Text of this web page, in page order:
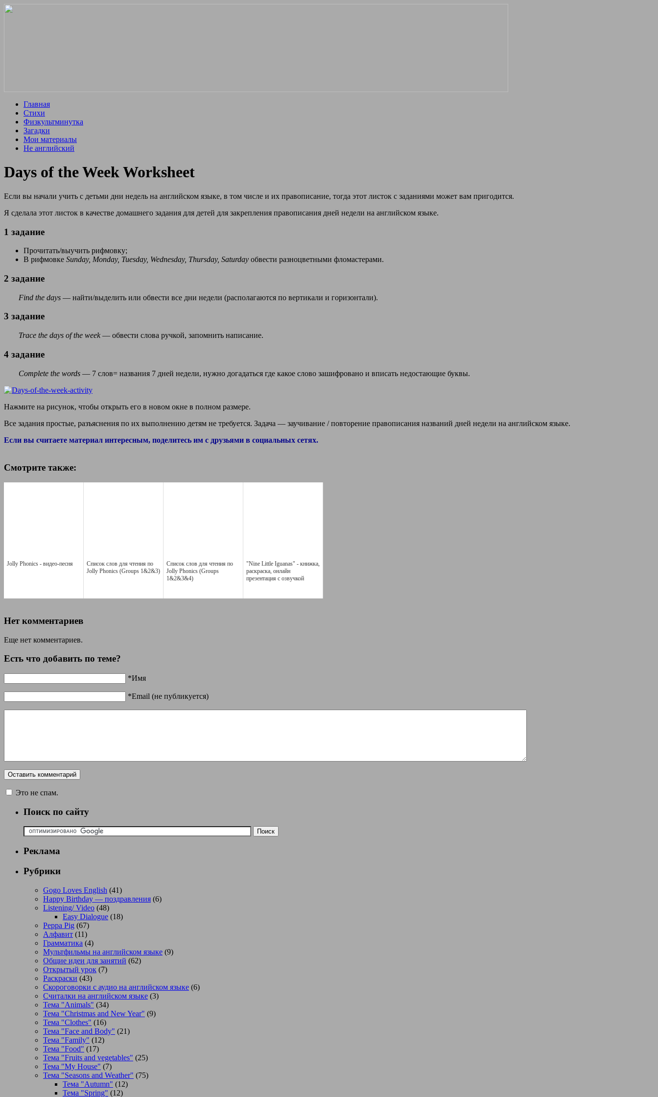
Главная
Стихи
Физкультминутка
Загадки
Мои материалы
Не английский
Days of the Week Worksheet
Если вы начали учить с детьми дни недель на английском языке, в том числе и их правописание, тогда этот листок с заданиями может вам пригодится.
Я сделала этот листок в качестве домашнего задания для детей для закрепления правописания дней недели на английском языке.
1 задание
Прочитать/выучить рифмовку;
В рифмовке Sunday, Monday, Tuesday, Wednesday, Thursday, Saturday обвести разноцветными фломастерами.
2 задание
Find the days — найти/выделить или обвести все дни недели (располагаются по вертикали и горизонтали).
3 задание
Trace the days of the week — обвести слова ручкой, запомнить написание.
4 задание
Complete the words — 7 слов= названия 7 дней недели, нужно догадаться где какое слово зашифровано и вписать недостающие буквы.
Нажмите на рисунок, чтобы открыть его в новом окне в полном размере.
Все задания простые, разъяснения по их выполнению детям не требуется. Задача — заучивание / повторение правописания названий дней недели на английском языке.
Если вы считаете материал интересным, поделитесь им с друзьями в социальных сетях.
Смотрите также:
Jolly Phonics - видео-песня
Список слов для чтения по
Jolly Phonics (Groups 1&2&3)
Список слов для чтения по
Jolly Phonics (Groups
1&2&3&4)
"Nine Little Iguanas" - книжка,
раскраска, онлайн
презентация с озвучкой
Нет комментариев
Еще нет комментариев.
Есть что добавить по теме?
*Имя
*Email (не публикуется)
Это не спам.
Поиск по сайту
Реклама
Рубрики
Gogo Loves English (41)
Happy Birthday — поздравления (6)
Listening/ Video (48)
Easy Dialogue (18)
Peppa Pig (67)
Алфавит (11)
Грамматика (4)
Мультфильмы на английском языке (9)
Общие идеи для занятий (62)
Открытый урок (7)
Раскраски (43)
Скороговорки с аудио на английском языке (6)
Считалки на английском языке (3)
Тема "Animals" (34)
Тема "Christmas and New Year" (9)
Тема "Clothes" (16)
Тема "Face and Body" (21)
Тема "Family" (12)
Тема "Food" (17)
Тема "Fruits and vegetables" (25)
Тема "My House" (7)
Тема "Seasons and Weather" (75)
Тема "Autumn" (12)
Тема "Spring" (12)